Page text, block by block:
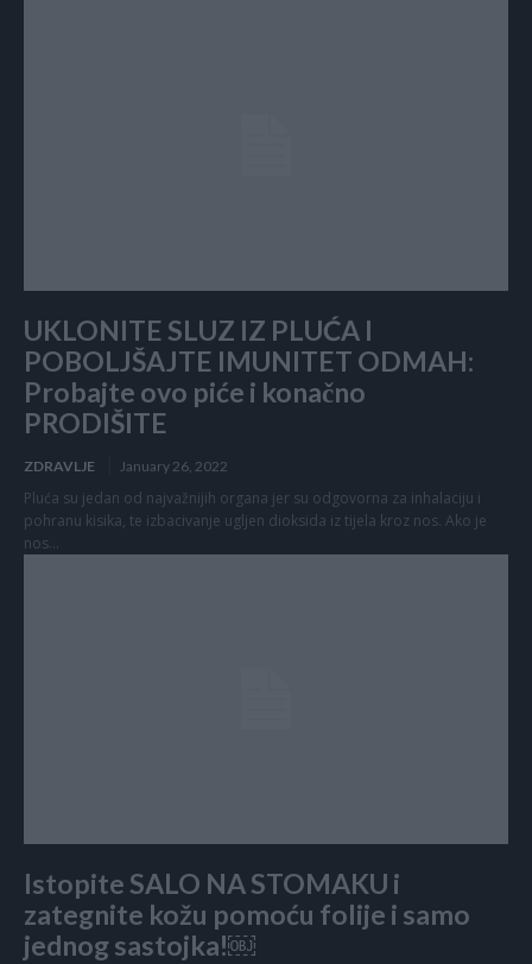
UKLONITE SLUZ IZ PLUĆA I
POBOLJŠAJTE IMUNITET ODMAH:
Probajte ovo piće i konačno
PRODIŠITE
ZDRAVLJE January 26, 2022
Pluća su jedan od najvažnijih organa jer su odgovorna za inhalaciju i
pohranu kisika, te izbacivanje ugljen dioksida iz tijela kroz nos. Ako je
nos...
Istopite SALO NA STOMAKU i
zategnite kožu pomoću folije i samo
jednog sastojka!￼